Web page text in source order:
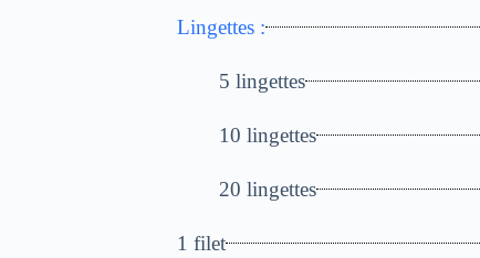
Lingettes :
5 lingettes
10 lingettes
20 lingettes
1 filet